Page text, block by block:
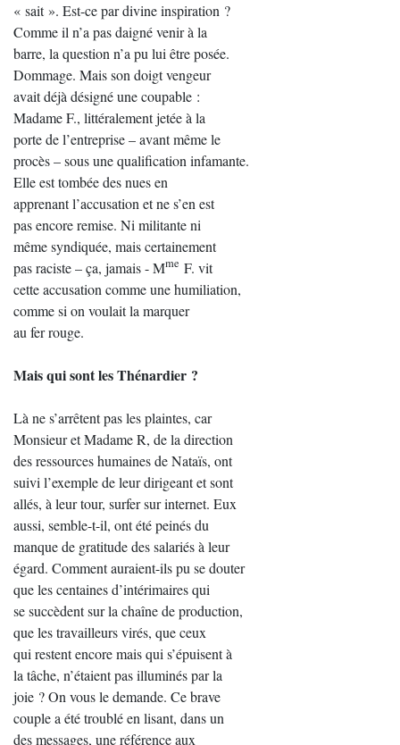
« sait ». Est-ce par divine inspiration ?
Comme il n’a pas daigné venir à la
barre, la question n’a pu lui être posée.
Dommage. Mais son doigt vengeur
avait déjà désigné une coupable :
Madame F., littéralement jetée à la
porte de l’entreprise – avant même le
procès – sous une qualification infamante.
Elle est tombée des nues en
apprenant l’accusation et ne s’en est
pas encore remise. Ni militante ni
même syndiquée, mais certainement
pas raciste – ça, jamais - Mme F. vit
cette accusation comme une humiliation,
comme si on voulait la marquer
au fer rouge.
Mais qui sont les Thénardier ?
Là ne s’arrêtent pas les plaintes, car
Monsieur et Madame R, de la direction
des ressources humaines de Nataïs, ont
suivi l’exemple de leur dirigeant et sont
allés, à leur tour, surfer sur internet. Eux
aussi, semble-t-il, ont été peinés du
manque de gratitude des salariés à leur
égard. Comment auraient-ils pu se douter
que les centaines d’intérimaires qui
se succèdent sur la chaîne de production,
que les travailleurs virés, que ceux
qui restent encore mais qui s’épuisent à
la tâche, n’étaient pas illuminés par la
joie ? On vous le demande. Ce brave
couple a été troublé en lisant, dans un
des messages, une référence aux